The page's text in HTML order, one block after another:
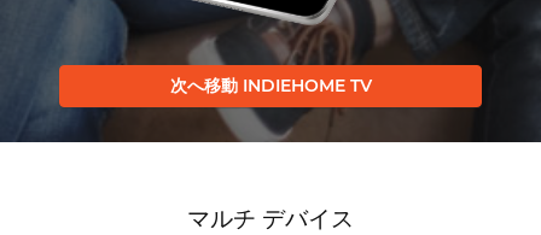
次へ移動 INDIEHOME TV
マルチ デバイス